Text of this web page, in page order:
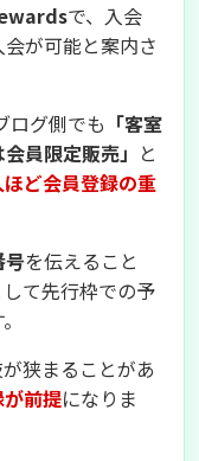
で、入会
が可能と案内さ
ログ側でも 「客室
員限定販売」 と
ど会員登録の重
号を伝えること
て先行枠での予
狭まることがあ
前提になりま